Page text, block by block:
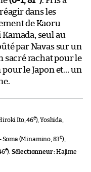
dans les
de Kaoru
seul au
par Navas sur un
sacré rachat pour le
pour le Japon et… un
Ito, 46e), Yoshida,
Soma (Minamino, 83e),
e). Sélectionneur :Hajime